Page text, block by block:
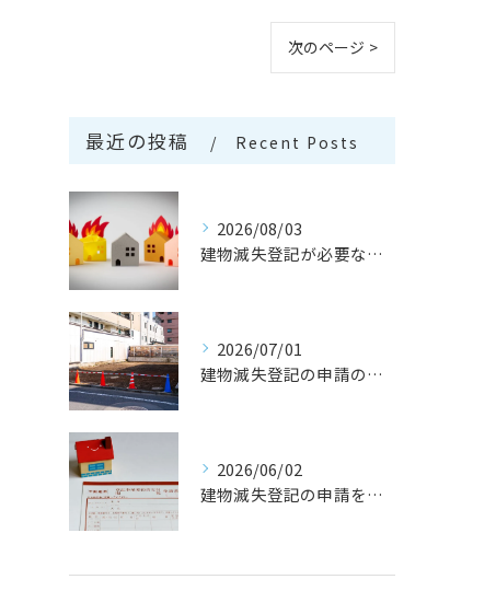
次のページ >
最近の投稿 Recent Posts
2026/08/03
建物滅失登記が必要なケースとは
2026/07/01
建物滅失登記の申請の流れとは
2026/06/02
建物滅失登記の申請を行う注意点